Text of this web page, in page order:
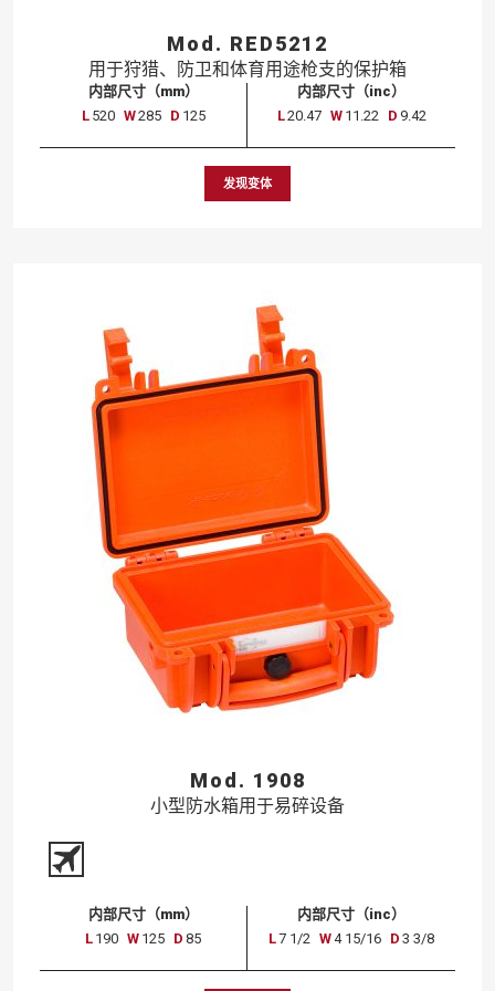
Mod. RED5212
用于狩猎、 防卫和体育用途枪支的保护箱
内部尺寸（mm）
L 520 W285 D 125
内部尺寸（inc）
L20.47 W 11.22 D 9.42
发现变体
Mod. 1908
小型防水箱用于易碎设备
内部尺寸（mm）
L 190 W 125 D 85
内部尺寸（inc）
L7 1/2 W4 15/16 D 3 3/8